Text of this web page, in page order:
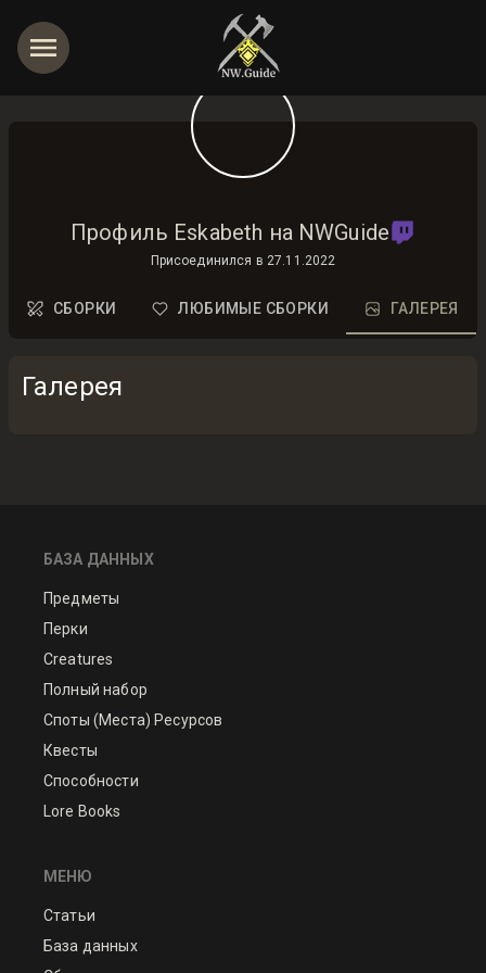
Профиль Eskabeth на NWGuide
Присоединился в 27.11.2022
СБОРКИ ЛЮБИМЫЕ СБОРКИ ГАЛЕРЕЯ
Галерея
БАЗА ДАННЫХ
Предметы
Перки
Creatures
Полный набор
Споты (Места) Ресурсов
Квесты
Способности
Lore Books
МЕНЮ
Статьи
База данных